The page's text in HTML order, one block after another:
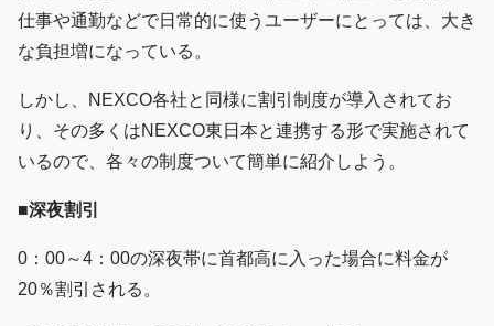
仕事や通勤などで日常的に使うユーザーにとっては、大き
な負担増になっている。
しかし、NEXCO各社と同様に割引制度が導入されてお
り、その多くはNEXCO東日本と連携する形で実施されて
いるので、各々の制度ついて簡単に紹介しよう。
■深夜割引
0：00～4：00の深夜帯に首都高に入った場合に料金が
20％割引される。